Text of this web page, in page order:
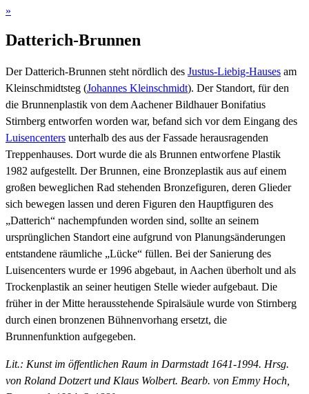
»
Datterich-Brunnen
Der Datterich-Brunnen steht nördlich des Justus-Liebig-Hauses am
Kleinschmidtsteg (Johannes Kleinschmidt). Der Standort, für den
die Brunnenplastik von dem Aachener Bildhauer Bonifatius
Stirnberg entworfen worden war, befand sich vor dem Eingang des
Luisencenters unterhalb des aus der Fassade herausragenden
Treppenhauses. Dort wurde die als Brunnen entworfene Plastik
1982 aufgestellt. Der Brunnen, eine Bronzeplastik aus auf einem
großen beweglichen Rad stehenden Bronzefiguren, deren Glieder
sich bewegen lassen und deren Figuren den Hauptfiguren des
„Datterich“ nachempfunden worden sind, sollte an seinem
ursprünglichen Standort eine aufgrund von Planungsänderungen
entstandene räumliche „Lücke“ füllen. Bei der Sanierung des
Luisencenters wurde er 1996 abgebaut, in Aachen überholt und als
Trockenplastik an seiner heutigen Stelle wieder aufgebaut. Die
früher in der Mitte herausstehende Spiralsäule wurde von Stirnberg
durch einen bronzenen Bühnenvorhang ersetzt, die
Brunnenfunktion aufgegeben.
Lit.: Kunst im öffentlichen Raum in Darmstadt 1641-1994. Hrsg.
von Roland Dotzert und Klaus Wolbert. Bearb. von Emmy Hoch,